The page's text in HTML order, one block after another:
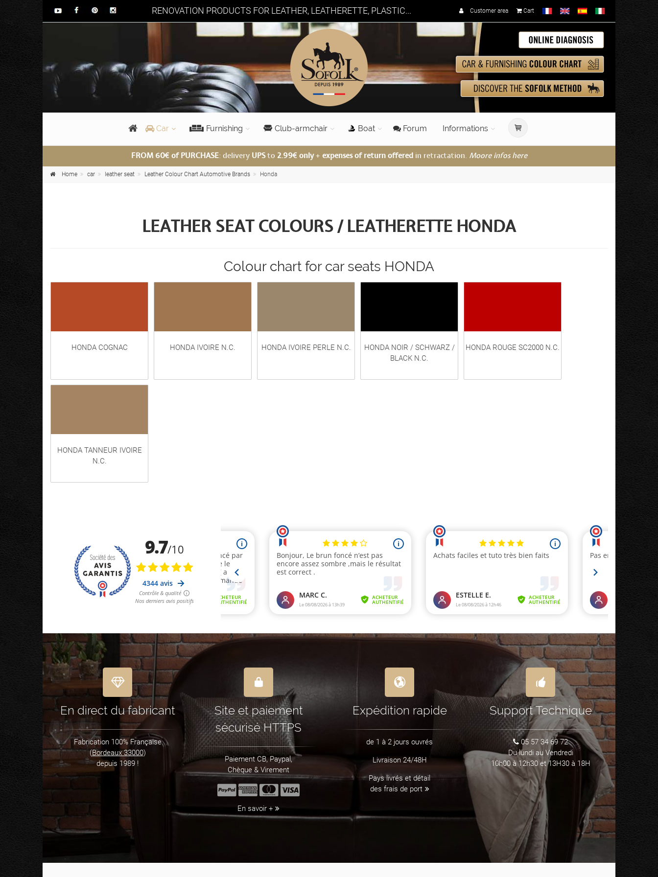
RENOVATION PRODUCTS FOR LEATHER, LEATHERETTE, PLASTIC... Customer area Cart
Car Furnishing Club-armchair Boat Forum Informations
FROM 60€ of PURCHASE: delivery UPSto 2.99€ only+ expenses of return offeredin retractation. Moore infos here
Home car leather seat Leather Colour Chart Automotive Brands Honda
LEATHER SEAT COLOURS / LEATHERETTE HONDA
Colour chart for car seats HONDA
HONDA COGNAC HONDA IVOIRE N.C. HONDA IVOIRE PERLE N.C.
HONDA NOIR / SCHWARZ /
BLACK N.C.
HONDA ROUGE SC2000 N.C.
HONDA TANNEUR IVOIRE
N.C.
En direct du fabricant
Fabrication 100% Française
(Bordeaux 33000)
depuis 1989 !
Site et paiement
sécurisé HTTPS
Paiement CB, Paypal,
Chèque & Virement
En savoir +
Expédition rapide
de 1 à 2 jours ouvrés
Livraison 24/48H
Pays livrés et détail
des frais de port
Support Technique
05 57 34 69 72
Du lundi au Vendredi
10h00 à 12h30 et 13H30 à 18H